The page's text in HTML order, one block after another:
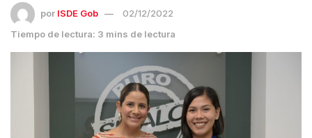
por ISDE Gob
02/12/2022
Tiempo de lectura: 3 mins de lectura